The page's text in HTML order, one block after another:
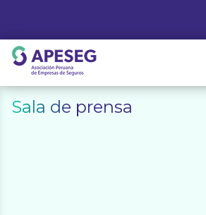
content
APESEG
Sala de prensa